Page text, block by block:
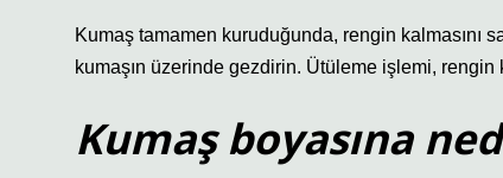
Kumaş tamamen kuruduğunda, rengin kalmasını
kumaşın üzerinde gezdirin. Ütüleme işlemi, rengin
Kumaş boyasına